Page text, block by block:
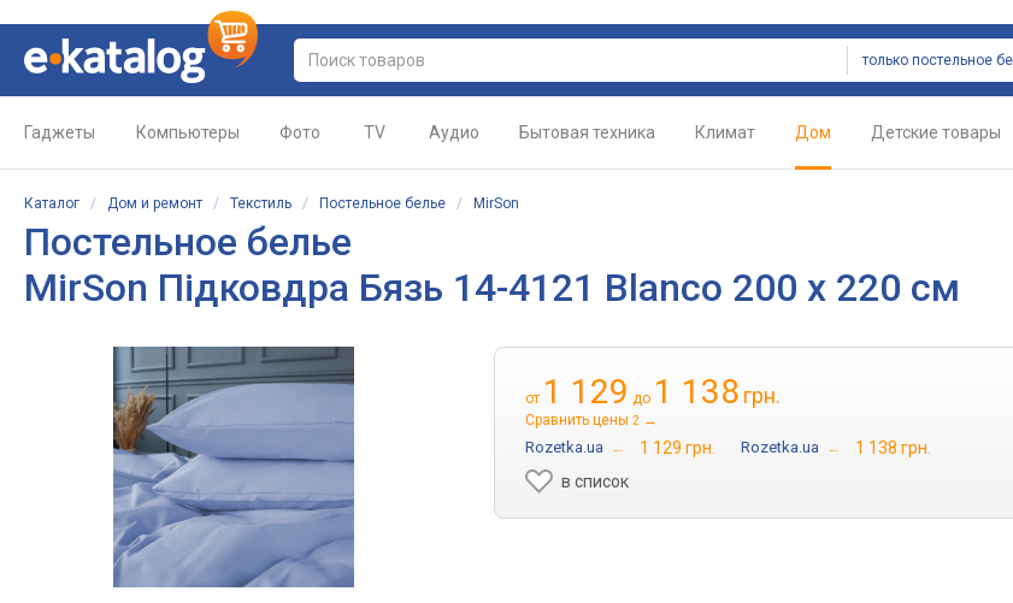
Гаджеты Компьютеры Фото TV Аудио Бытовая техника Климат Дом Детские товары
Каталог / Дом и ремонт / Текстиль / Постельное белье / MirSon
Постельное белье
MirSon Підковдра Бязь 14-4121 Blanco 200 x 220 см
от 1 129 до 1 138 грн.
Сравнить цены 2 →
Rozetka.ua → 1 129 грн. Rozetka.ua →
1 138 грн.
в список